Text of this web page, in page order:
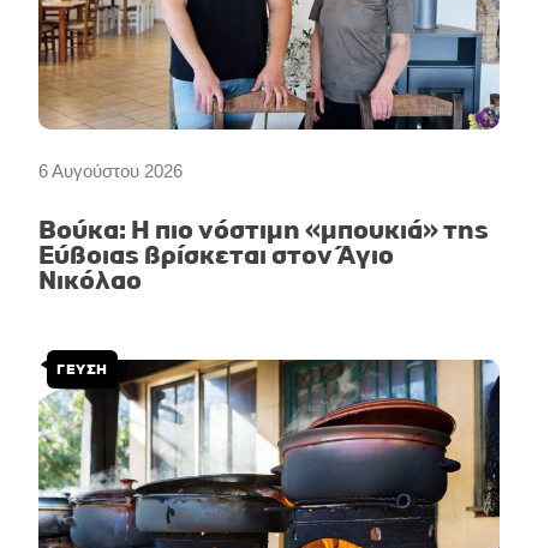
6 Αυγούστου 2026
Βούκα: Η πιο νόστιμη «μπουκιά» της
Εύβοιας βρίσκεται στον Άγιο
Νικόλαο
ΓΕΥΣΗ